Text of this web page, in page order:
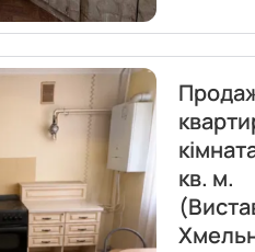
кв. м.